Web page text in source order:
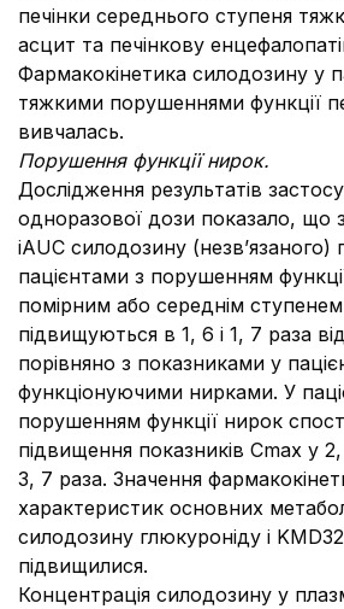
печінки середнього ступеня
асцит та печінкову
Фармакокінетика силодозину у
тяжкими порушеннями функції
вивчалась.
Порушення функції нирок.
Дослідження результатів
одноразової дози показало, що
іAUC силодозину (незв’язаного)
пацієнтами з порушенням
помірним або середнім ступенем
підвищуються в 1, 6 і 1, 7 раза
порівняно з показниками у
функціонуючими нирками. У
порушенням функції нирок
підвищення показників Сmax у
3, 7 раза. Значення
характеристик основних
силодозину глюкуроніду і
підвищилися.
Концентрація силодозину у